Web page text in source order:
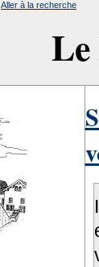
Aller à la recherche